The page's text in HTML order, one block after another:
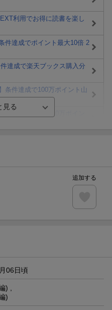
利用でお得に読書を楽し
件達成でポイント最大10倍 2
達成で楽天ブックス購入分
条件達成で100万ポイント山
の拡散で300円OFFクーポン
宙組貸切公演ペアチケット
追加する
06日頃
) ,
)